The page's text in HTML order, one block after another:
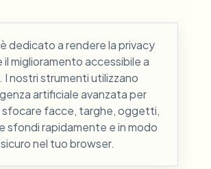
dedicato a rendere la privacy
il miglioramento accessibile a
nostri strumenti utilizzano
artificiale avanzata per
sfocare facce, targhe, oggetti,
sfondi rapidamente e in modo
sicuro nel tuo browser.